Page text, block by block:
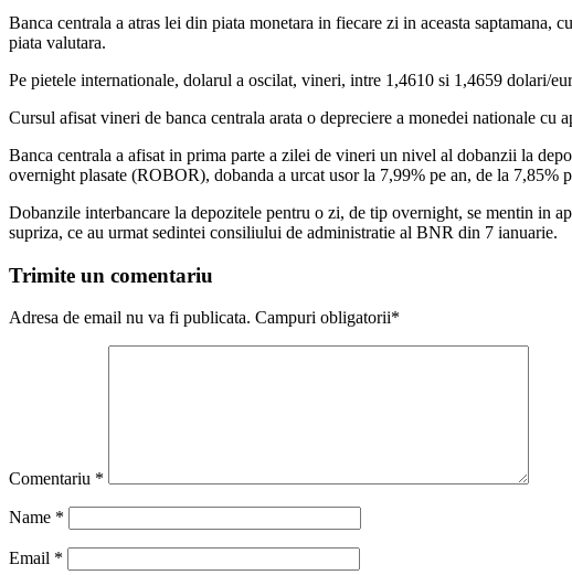
Banca centrala a atras lei din piata monetara in fiecare zi in aceasta
piata valutara.
Pe pietele internationale, dolarul a oscilat, vineri, intre 1,4610 si 1,4659 dolari/
Cursul afisat vineri de banca centrala arata o depreciere a monedei nationale
Banca centrala a afisat in prima parte a zilei de vineri un nivel al dobanzii la
overnight plasate (ROBOR), dobanda a urcat usor la 7,99% pe an, de la 7,85%
Dobanzile interbancare la depozitele pentru o zi, de tip overnight, se mentin in
supriza, ce au urmat sedintei consiliului de administratie al BNR din 7 ianuarie.
Trimite un comentariu
Adresa de email nu va fi publicata. Campuri obligatorii*
Comentariu *
Name *
Email *